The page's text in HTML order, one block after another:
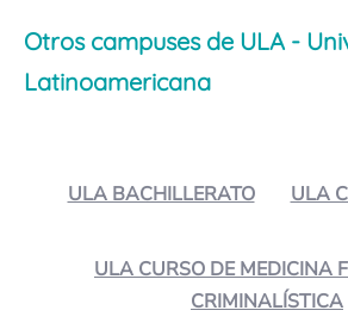
Otros campuses de ULA -
Latinoamericana
ULA BACHILLERATO ULA
ULA CURSO DE MEDICINA
CRIMINALÍSTICA